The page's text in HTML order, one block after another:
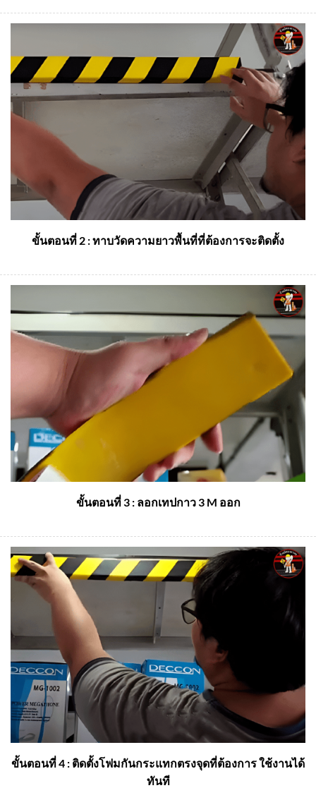
ขั้นตอนที่ 2 : ทาบวัดความยาวพื้นที่ที่ต้องการจะติดตั้ง
ขั้นตอนที่ 3 : ลอกเทปกาว 3 M ออก
ขั้นตอนที่ 4 : ติดตั้งโฟมกันกระแทกตรงจุดที่ต้องการ ใช้งานได้
ทันที